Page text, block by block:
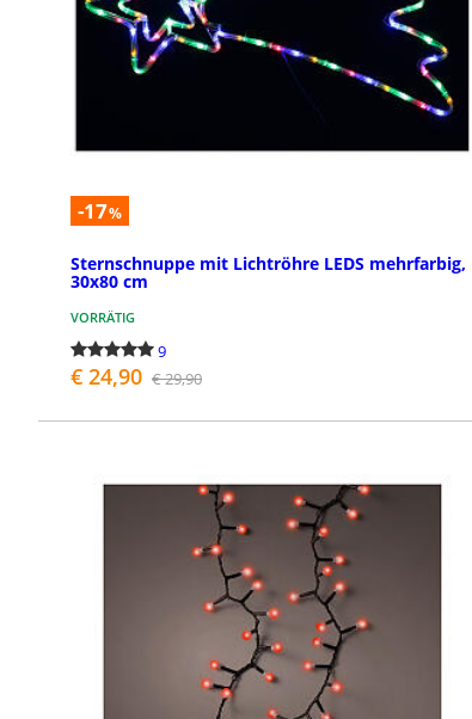
-17%
Sternschnuppe mit Lichtröhre LEDS mehrfarbig,
30x80 cm
VORRÄTIG
9
€ 24,90 € 29,90